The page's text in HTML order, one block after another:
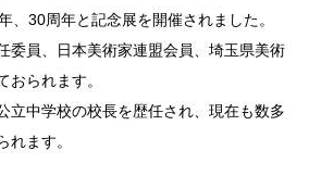
、30周年と記念展を開催されました。
委員、日本美術家連盟会員、埼玉県美術
おられます。
立中学校の校長を歴任され、現在も数多
れます。